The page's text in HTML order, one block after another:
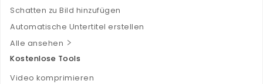
Schatten zu Bild hinzufügen
Automatische Untertitel erstellen
Alle ansehen
Kostenlose Tools
Video komprimieren